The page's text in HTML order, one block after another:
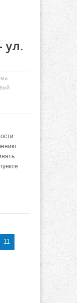
ул.
11